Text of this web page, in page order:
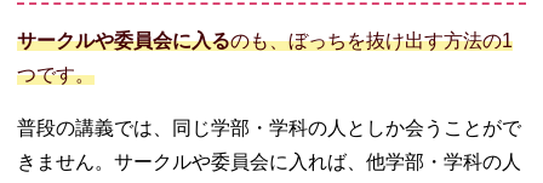
サークルや委員会に入るのも、ぼっちを抜け出す方法の1
つです。
普段の講義では、同じ学部・学科の人としか会うことがで
きません。サークルや委員会に入れば、他学部・学科の人